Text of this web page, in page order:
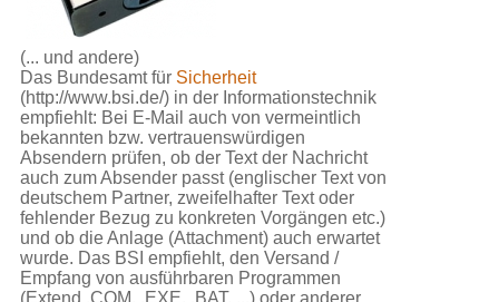
(... und andere)
Das Bundesamt für Sicherheit
(http://www.bsi.de/) in der Informationstechnik
empfiehlt: Bei E-Mail auch von vermeintlich
bekannten bzw. vertrauenswürdigen
Absendern prüfen, ob der Text der Nachricht
auch zum Absender passt (englischer Text von
deutschem Partner, zweifelhafter Text oder
fehlender Bezug zu konkreten Vorgängen etc.)
und ob die Anlage (Attachment) auch erwartet
wurde. Das BSI empfiehlt, den Versand /
Empfang von ausführbaren Programmen